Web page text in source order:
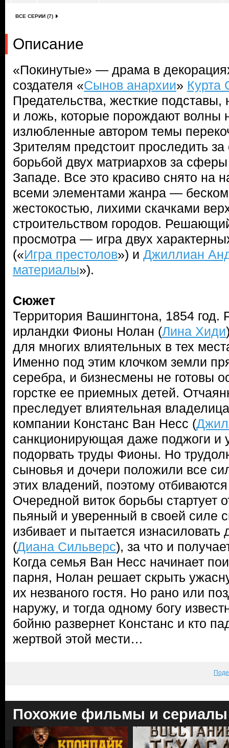
ВСЕ СЕРИИ (7)
Описание
«Покинутые» — драма в
создателя «Сынов анархии» Курта
Предательства, жесткие
и ложь, которые порождают волны
излюбленные автором темы
Зрителям предстоит проследить
борьбой двух матриархов за
Западе. Все это красиво снято на
всеми элементами жанра —
жестокостью, лихими скачками
строительством городов.
просмотра — игра двух
(«Игра престолов») и Джиллиан
материалы»).
Сюжет
Территория Вашингтона, 1854 год.
ирландки Фионы Нолан (Лина Хиди
для многих влиятельных в тех
Именно под этим клочком земли
серебра, и бизнесмены не готовы
горстке ее приемных детей.
преследует влиятельная
компании Констанс Ван Несс (
санкционирующая даже поджоги и
подорвать труды Фионы. Но
сыновья и дочери положили все
этих владений, поэтому
Очередной виток борьбы стартует
пьяный и уверенный в своей силе
избивает и пытается
(Диана Сильверс), за что и
Когда семья Ван Несс начинает
парня, Нолан решает скрыть
их незваного гостя. Но рано или
наружу, и тогда одному богу
бойню развернет Констанс и кто
жертвой этой мести…
Похожие фильмы и сериалы